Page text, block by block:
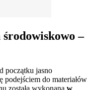
–
początku jasno
do materiałów
została wykonana w